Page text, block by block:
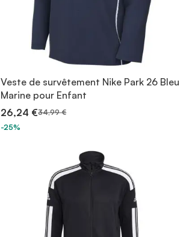
Veste de survêtement Nike Park 26 Bleu
Marine pour Enfant
26,24 €34,99 €
-25%